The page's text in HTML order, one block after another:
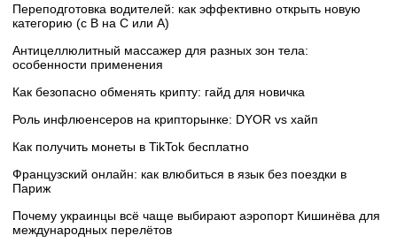
Переподготовка водителей: как эффективно открыть новую
категорию (с B на C или А)
Антицеллюлитный массажер для разных зон тела:
особенности применения
Как безопасно обменять крипту: гайд для новичка
Роль инфлюенсеров на крипторынке: DYOR vs хайп
Как получить монеты в TikTok бесплатно
Французский онлайн: как влюбиться в язык без поездки в
Париж
Почему украинцы всё чаще выбирают аэропорт Кишинёва для
международных перелётов